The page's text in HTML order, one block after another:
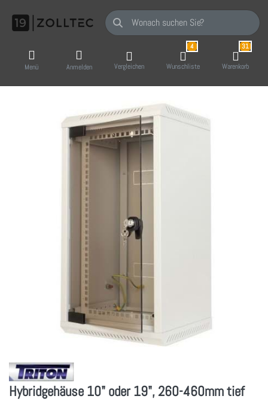
Geben Sie einen Suchbegriff ein. Während
Menü Anmelden Vergleichen
4
Wunschliste
31
Warenkorb
Hybridgehäuse 10" oder 19", 260-460mm tief